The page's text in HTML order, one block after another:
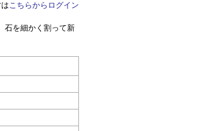
こちらからログイン
石を細かく割って新